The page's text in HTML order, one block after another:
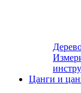
Цанги и